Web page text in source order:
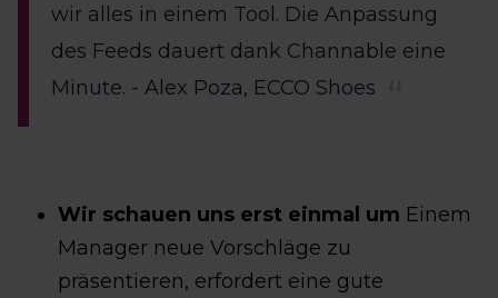
wir alles in einem Tool. Die Anpassung
des Feeds dauert dank Channable eine
Minute. - Alex Poza, ECCO Shoes
Wir schauen uns erst einmal um Einem
Manager neue Vorschläge zu
präsentieren, erfordert eine gute